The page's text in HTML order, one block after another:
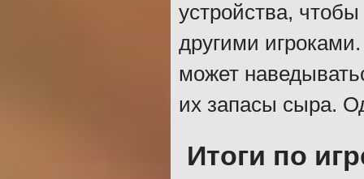
устройства,
другими
может
их запасы сыра.
Итоги по